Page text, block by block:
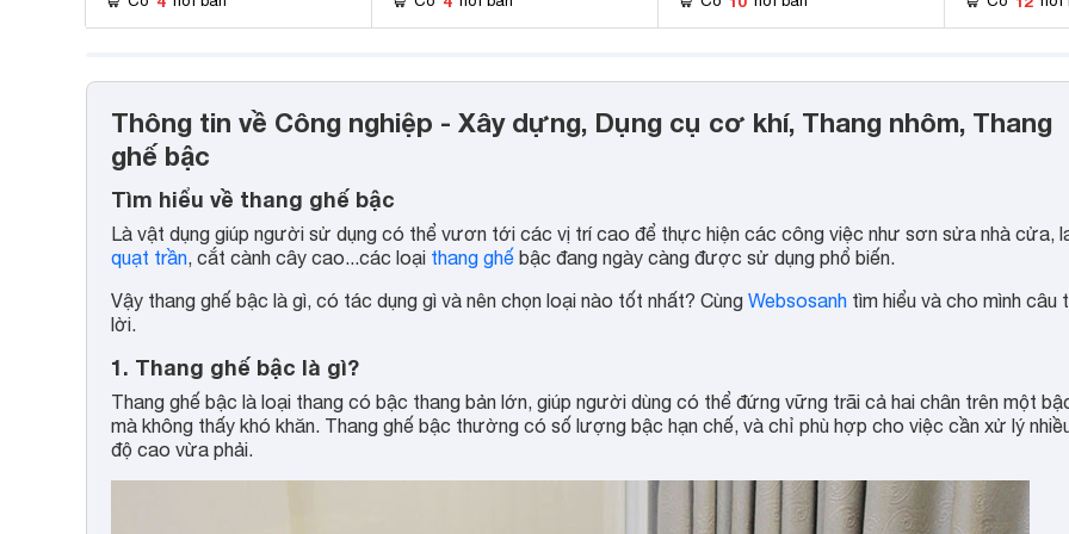
Thông tin về Công nghiệp - Xây dựng, Dụng cụ cơ khí, Thang nhôm, Thang
ghế bậc
Tìm hiểu về thang ghế bậc
Là vật dụng giúp người sử dụng có thể vươn tới các vị trí cao để thực hiện các công việc như sơn sửa nhà cửa,
quạt trần, cắt cành cây cao...các loại thang ghế bậc đang ngày càng được sử dụng phổ biến.
Vậy thang ghế bậc là gì, có tác dụng gì và nên chọn loại nào tốt nhất? Cùng Websosanh tìm hiểu và cho mình câu
lời.
1. Thang ghế bậc là gì?
Thang ghế bậc là loại thang có bậc thang bản lớn, giúp người dùng có thể đứng vững trãi cả hai chân trên một
mà không thấy khó khăn. Thang ghế bậc thường có số lượng bậc hạn chế, và chỉ phù hợp cho việc cần xử lý
độ cao vừa phải.